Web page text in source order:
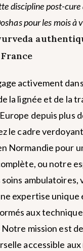
discipline post-
pour les mois à
activement
la lignée et de la
depuis plus
le cadre
Normandie pour
ou notre
ambulatoires,
expertise unique
aux
Notre mission est
accessible